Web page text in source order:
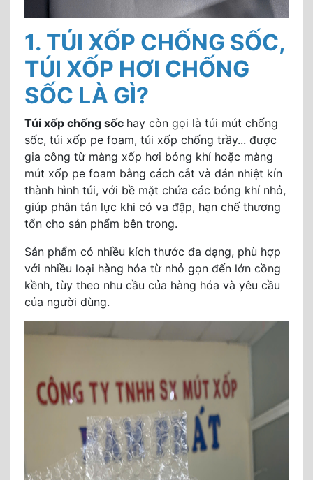
1. TÚI XỐP CHỐNG SỐC,
TÚI XỐP HƠI CHỐNG
SỐC LÀ GÌ?
Túi xốp chống sốc hay còn gọi là túi mút chống
sốc, túi xốp pe foam, túi xốp chống trầy... được
gia công từ màng xốp hơi bóng khí hoặc màng
mút xốp pe foam bằng cách cắt và dán nhiệt kín
thành hình túi, với bề mặt chứa các bóng khí nhỏ,
giúp phân tán lực khi có va đập, hạn chế thương
tổn cho sản phẩm bên trong.
Sản phẩm có nhiều kích thước đa dạng, phù hợp
với nhiều loại hàng hóa từ nhỏ gọn đến lớn cồng
kềnh, tùy theo nhu cầu của hàng hóa và yêu cầu
của người dùng.